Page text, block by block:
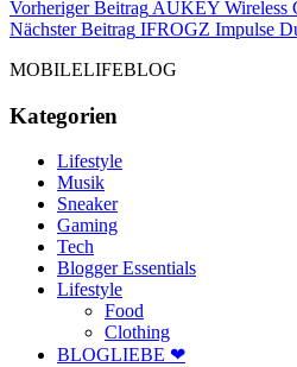
Beitragsnavigation
Vorheriger Beitrag AUKEY Wireless
Nächster Beitrag IFROGZ Impulse
MOBILELIFEBLOG
Kategorien
Lifestyle
Musik
Sneaker
Gaming
Tech
Blogger Essentials
Lifestyle
Food
Clothing
BLOGLIEBE ❤